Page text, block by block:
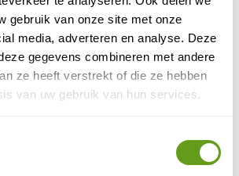
gebruik van onze site met onze
media, adverteren en analyse. Deze
gegevens combineren met andere
ze heeft verstrekt of die ze hebben
van uw gebruik van hun services.
om loofbos natuurlijk te laten
worden om de randen van het
de kern een rustgebied kan
en planten.
organisaties die dit idee nog